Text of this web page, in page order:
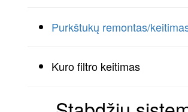
Purkštukų remontas/
Kuro filtro keitimas